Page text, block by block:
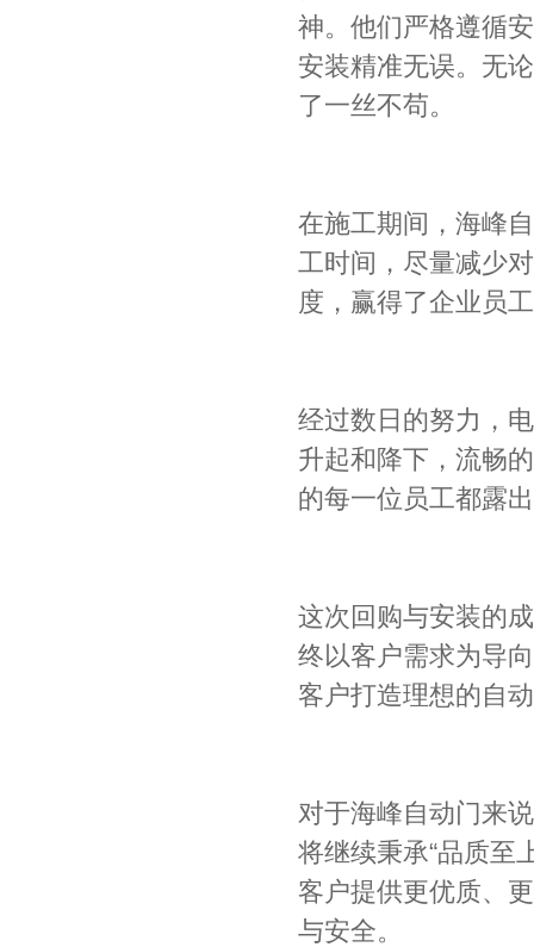
神。他们严格遵循
安装精准无误。无
了一丝不苟。
在施工期间，海峰
工时间，尽量减少
度，赢得了企业员
经过数日的努力，
升起和降下，流畅
的每一位员工都露
这次回购与安装的
终以客户需求为导
客户打造理想的自
对于海峰自动门来
将继续秉承“品质至
客户提供更优质、
与安全。